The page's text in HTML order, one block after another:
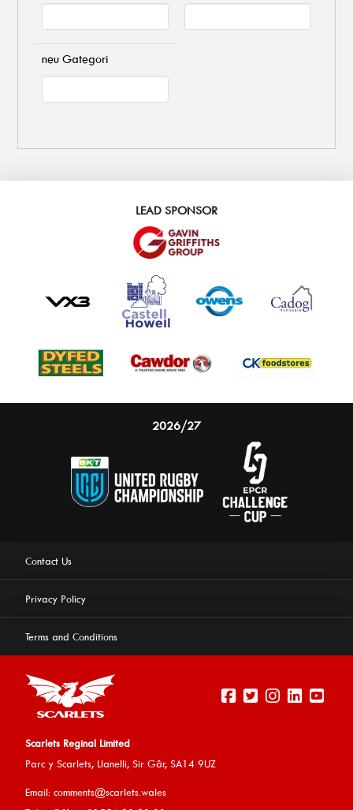
experience on our website. Learn more
neu Gategori
LEAD SPONSOR
2026/27
Contact Us
Privacy Policy
Terms and Conditions
Scarlets Reginal Limited
Parc y Scarlets, Llanelli, Sir Gâr, SA14 9UZ
Email: comments@scarlets.wales